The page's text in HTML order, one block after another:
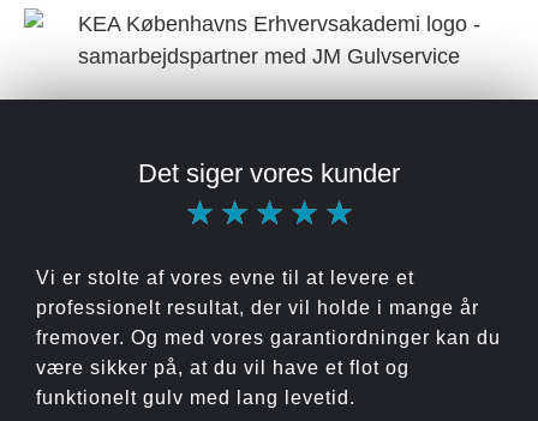
Det siger vores kunder
★ ★ ★ ★ ★
Vi er stolte af vores evne til at levere et
professionelt resultat, der vil holde i mange år
fremover. Og med vores garantiordninger kan du
være sikker på, at du vil have et flot og
funktionelt gulv med lang levetid.